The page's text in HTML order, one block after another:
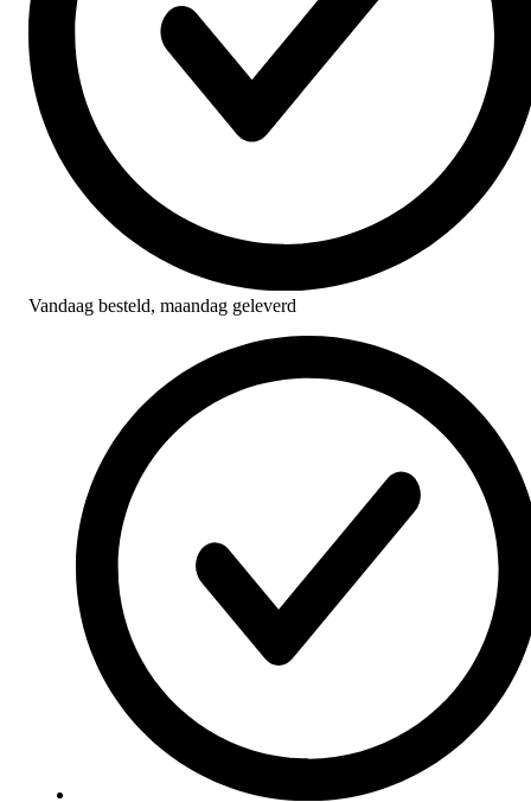
Vandaag besteld, maandag geleverd